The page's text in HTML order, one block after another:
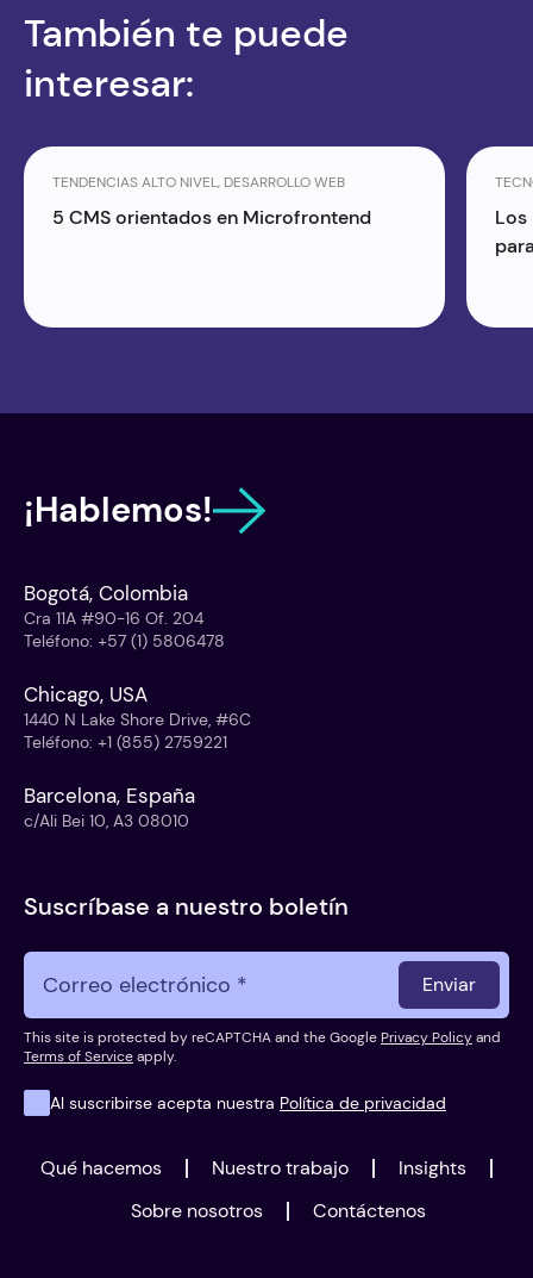
También te puede
interesar:
TENDENCIAS ALTO NIVEL, DESARROLLO WEB
5 CMS orientados en Microfrontend
Los
¡Hablemos!
Bogotá, Colombia
Cra 11A #90-16 Of. 204
Teléfono: +57 (1) 5806478
Chicago, USA
1440 N Lake Shore Drive, #6C
Teléfono: +1 (855) 2759221
Barcelona, España
c/Ali Bei 10, A3 08010
Suscríbase a nuestro boletín
Enviar
This site is protected by reCAPTCHA and the GooglePrivacy Policyand
Terms of Serviceapply.
Al suscribirse acepta nuestra Política de privacidad
Qué hacemos Nuestro trabajo
Insights
Sobre nosotros
Contáctenos